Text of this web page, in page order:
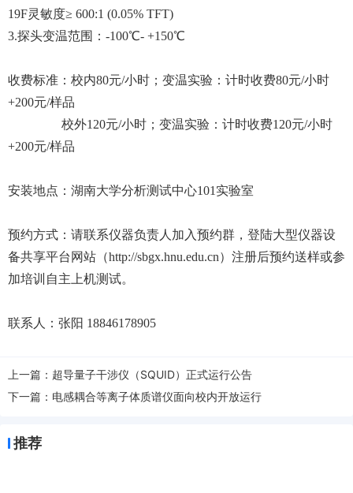
19F灵敏度≥ 600:1 (0.05% TFT)
3.探头变温范围：-100℃- +150℃
收费标准：校内80元/小时；变温实验：计时收费80元/小时
+200元/样品
校外120元/小时；变温实验：计时收费120元/小时
+200元/样品
安装地点：湖南大学分析测试中心101实验室
预约方式：请联系仪器负责人加入预约群，登陆大型仪器设
备共享平台网站（http://sbgx.hnu.edu.cn）注册后预约送样或参
加培训自主上机测试。
联系人：张阳 18846178905
上一篇： 超导量子干涉仪（SQUID）正式运行公告
下一篇： 电感耦合等离子体质谱仪面向校内开放运行
推荐